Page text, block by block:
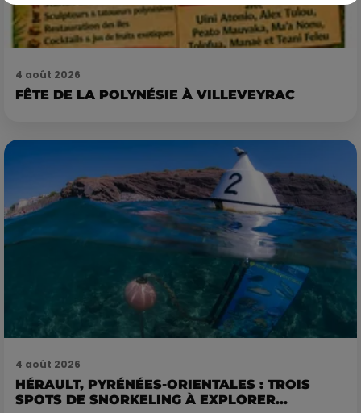
4 août 2026
FÊTE DE LA POLYNÉSIE À VILLEVEYRAC
4 août 2026
HÉRAULT, PYRÉNÉES-ORIENTALES : TROIS
SPOTS DE SNORKELING À EXPLORER...